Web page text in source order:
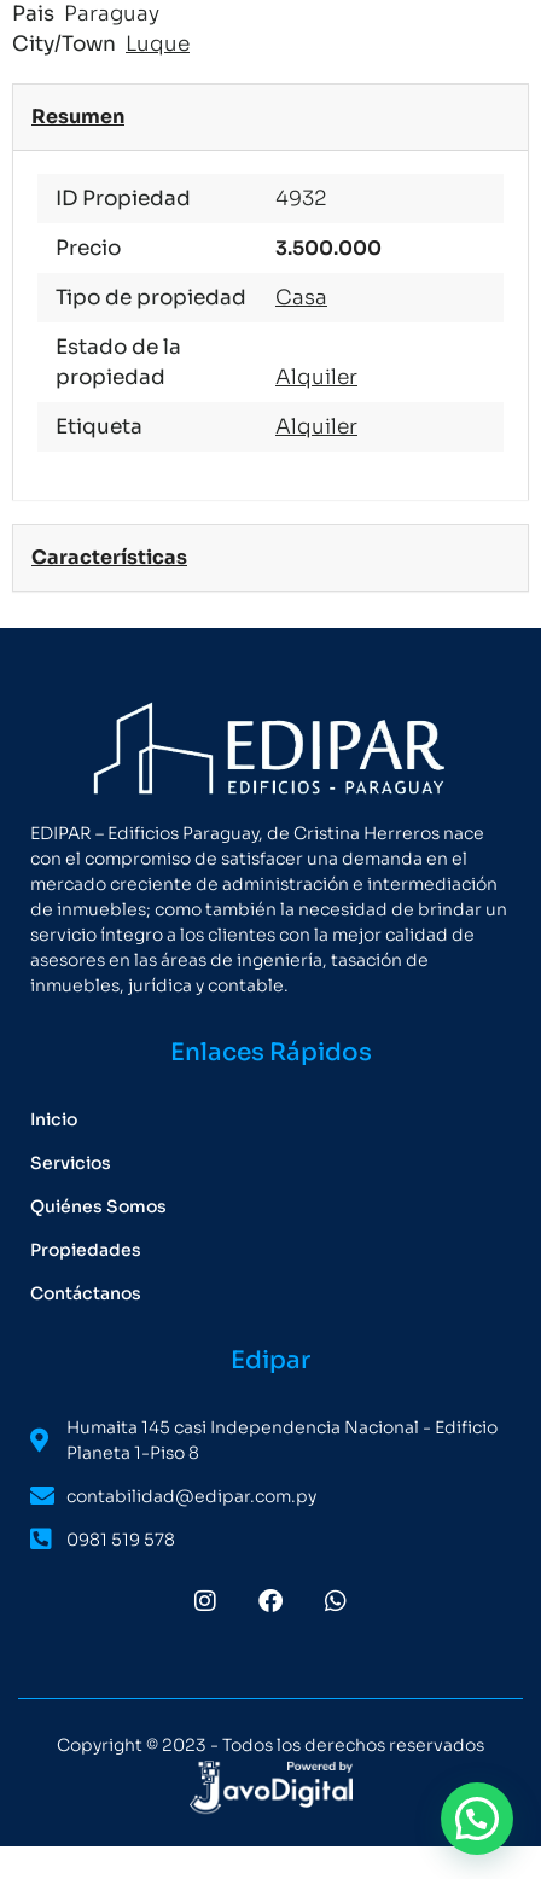
Pais Paraguay
City/Town Luque
Resumen
ID Propiedad
4932
Precio
3.500.000
Tipo de propiedad
Casa
Estado de la
propiedad
Alquiler
Etiqueta
Alquiler
Características
EDIPAR – Edificios Paraguay, de Cristina Herreros nace
con el compromiso de satisfacer una demanda en el
mercado creciente de administración e intermediación
de inmuebles; como también la necesidad de brindar un
servicio íntegro a los clientes con la mejor calidad de
asesores en las áreas de ingeniería, tasación de
inmuebles, jurídica y contable.
Enlaces Rápidos
Inicio
Servicios
Quiénes Somos
Propiedades
Contáctanos
Edipar
Humaita 145 casi Independencia Nacional - Edificio
Planeta 1-Piso 8
contabilidad@edipar.com.py
0981 519 578
Copyright © 2023 - Todos los derechos reservados